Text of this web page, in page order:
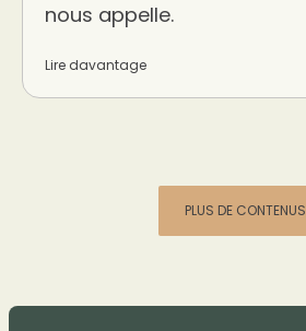
nous appelle.
Lire davantage
PLUS DE CONTENUS